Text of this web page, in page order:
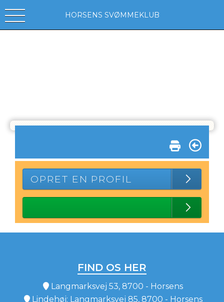
HORSENS SVØMMEKLUB
OPRET EN PROFIL
FIND OS HER
Langmarksvej 53, 8700 - Horsens
Lindehøj: Langmarksvej 85, 8700 - Horsens